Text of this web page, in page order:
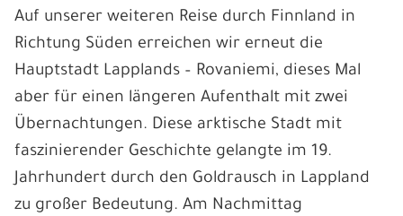
Auf unserer weiteren Reise durch Finnland in
Richtung Süden erreichen wir erneut die
Hauptstadt Lapplands – Rovaniemi, dieses Mal
aber für einen längeren Aufenthalt mit zwei
Übernachtungen. Diese arktische Stadt mit
faszinierender Geschichte gelangte im 19.
Jahrhundert durch den Goldrausch in Lappland
zu großer Bedeutung. Am Nachmittag